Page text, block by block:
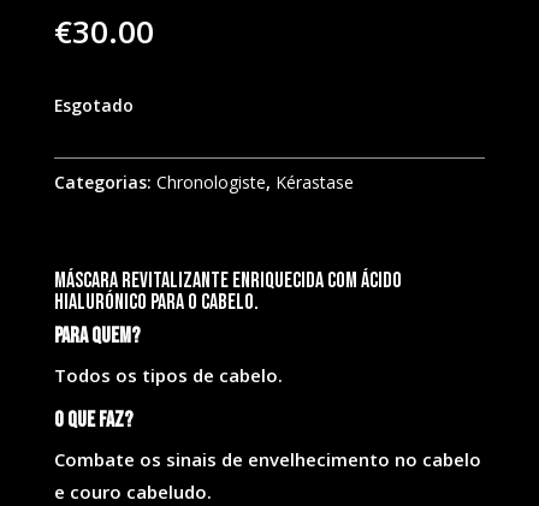
€30.00
Esgotado
Categorias: Chronologiste, Kérastase
Máscara revitalizante enriquecida com ácido
hialurónico para o cabelo.
Para quem?
Todos os tipos de cabelo.
O que faz?
Combate os sinais de envelhecimento no cabelo
e couro cabeludo.